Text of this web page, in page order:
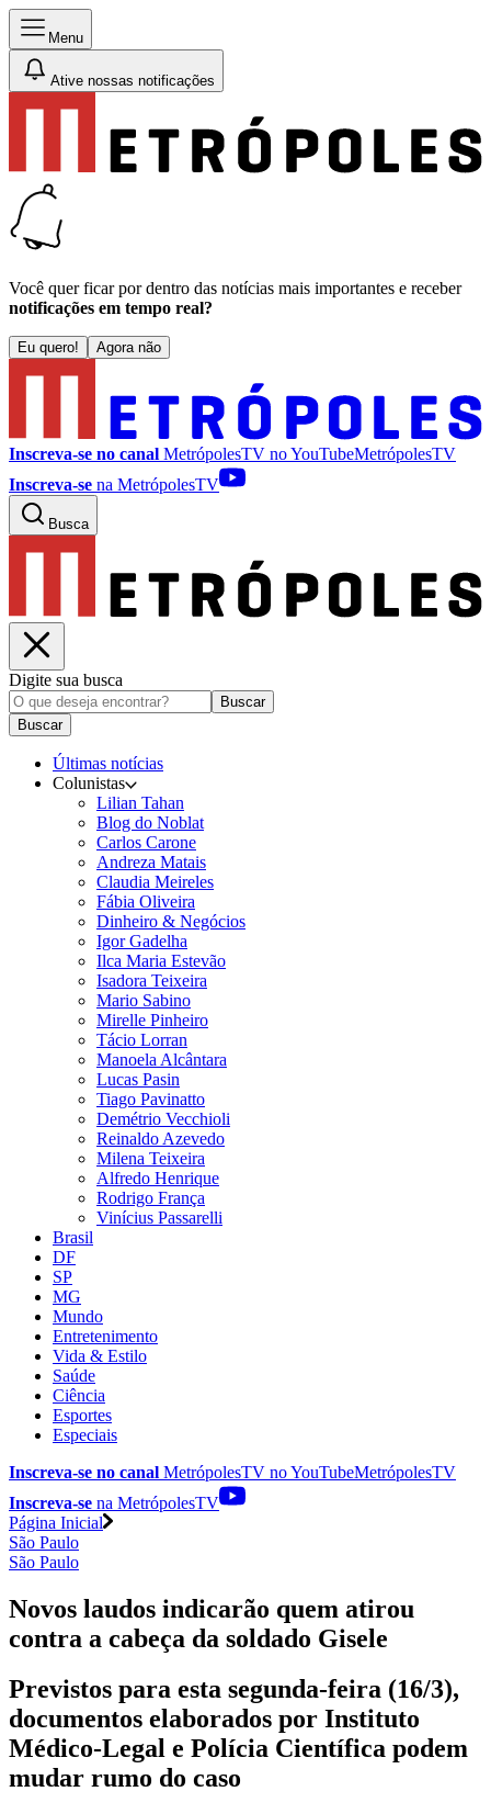
Menu
Ative nossas notificações
Você quer ficar por dentro das notícias mais importantes e receber
notificações em tempo real?
Eu quero! Agora não
Inscreva-se no canal MetrópolesTV noYouTubeMetrópolesTV
Inscreva-se na MetrópolesTV
Busca
Digite sua busca
Buscar
Buscar
Últimas notícias
Colunistas
Lilian Tahan
Blog do Noblat
Carlos Carone
Andreza Matais
Claudia Meireles
Fábia Oliveira
Dinheiro & Negócios
Igor Gadelha
Ilca Maria Estevão
Isadora Teixeira
Mario Sabino
Mirelle Pinheiro
Tácio Lorran
Manoela Alcântara
Lucas Pasin
Tiago Pavinatto
Demétrio Vecchioli
Reinaldo Azevedo
Milena Teixeira
Alfredo Henrique
Rodrigo França
Vinícius Passarelli
Brasil
DF
SP
MG
Mundo
Entretenimento
Vida & Estilo
Saúde
Ciência
Esportes
Especiais
Inscreva-se no canal MetrópolesTV noYouTubeMetrópolesTV
Inscreva-se na MetrópolesTV
Página Inicial
São Paulo
São Paulo
Novos laudos indicarão quem atirou
contra a cabeça da soldado Gisele
Previstos para esta segunda-feira (16/3),
documentos elaborados por Instituto
Médico-Legal e Polícia Científica podem
mudar rumo do caso